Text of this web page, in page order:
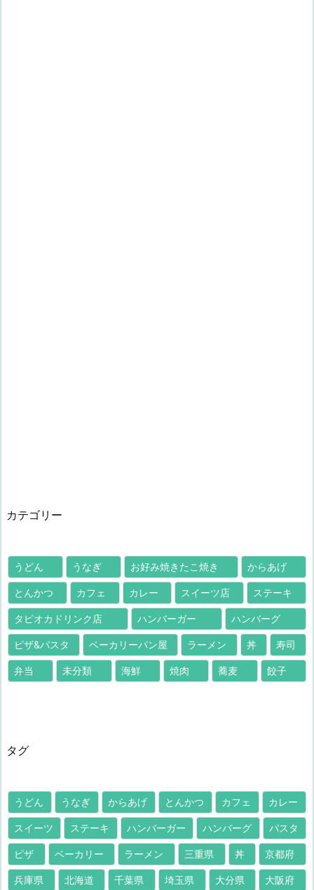
カテゴリー
うどん うなぎ お好み焼きたこ焼き からあげ
とんかつ カフェ カレー スイーツ店 ステーキ
タピオカドリンク店 ハンバーガー ハンバーグ
ピザ&パスタ ベーカリーパン屋 ラーメン 丼 寿司
弁当 未分類 海鮮 焼肉 蕎麦 餃子
タグ
うどん うなぎ からあげ とんかつ カフェ カレー
スイーツ ステーキ ハンバーガー ハンバーグ パスタ
ピザ ベーカリー ラーメン 三重県 丼 京都府
兵庫県 北海道 千葉県 埼玉県 大分県 大阪府